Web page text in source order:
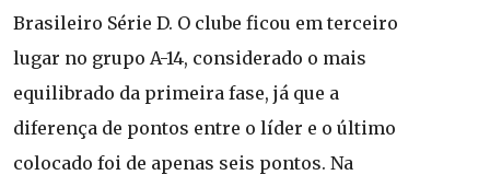
Brasileiro Série D. O clube ficou em terceiro
lugar no grupo A-14, considerado o mais
equilibrado da primeira fase, já que a
diferença de pontos entre o líder e o último
colocado foi de apenas seis pontos. Na